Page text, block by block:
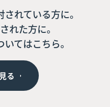
れている方に。
れた方に。
てはこちら。
る